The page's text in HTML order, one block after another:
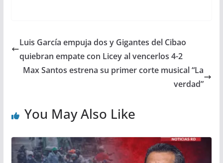
Luis García empuja dos y Gigantes del Cibao
quiebran empate con Licey al vencerlos 4-2
Max Santos estrena su primer corte musical “La
verdad”
You May Also Like